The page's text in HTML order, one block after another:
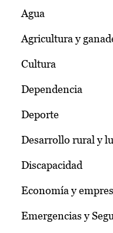
Agua
Agricultura y
Cultura
Dependencia
Deporte
Desarrollo rural y
Discapacidad
Economía y
Emergencias y